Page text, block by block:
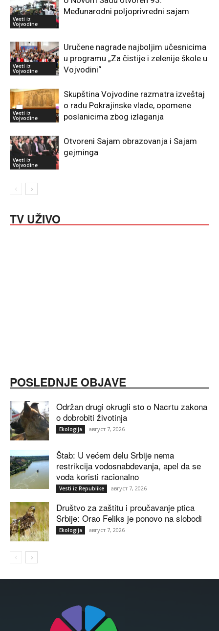
Vesti iz
Vojvodine
Međunarodni poljoprivredni sajam
Vesti iz
Vojvodine
Uručene nagrade najboljim učesnicima
u programu „Za čistije i zelenije škole u
Vojvodini“
Vesti iz
Vojvodine
Skupština Vojvodine razmatra izveštaj
o radu Pokrajinske vlade, opomene
poslanicima zbog izlaganja
Vesti iz
Vojvodine
Otvoreni Sajam obrazovanja i Sajam
gejminga
TV UŽIVO
POSLEDNJE OBJAVE
Održan drugi okrugli sto o Nacrtu zakona
o dobrobiti životinja
Ekologija август 7, 2026
Štab: U većem delu Srbije nema
restrikcija vodosnabdevanja, apel da se
voda koristi racionalno
Vesti iz Republike август 7, 2026
Društvo za zaštitu i proučavanje ptica
Srbije: Orao Feliks je ponovo na slobodi
Ekologija август 7, 2026